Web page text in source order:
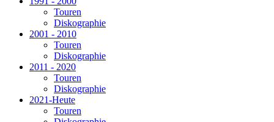
Touren
Diskographie
2001 - 2010
Touren
Diskographie
2011 - 2020
Touren
Diskographie
2021-Heute
Touren